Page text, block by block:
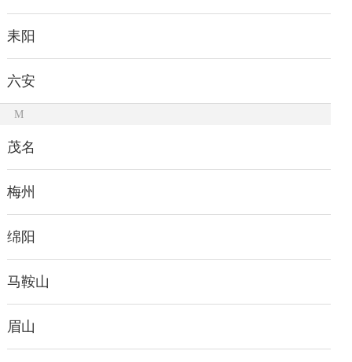
耒阳
六安
M
茂名
梅州
绵阳
马鞍山
眉山